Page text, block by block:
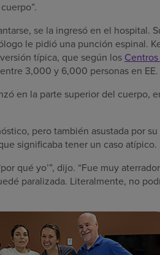
se la ingresó en el hospital.
le pidió una punción espinal.
típica, que según los
3,000 y 6,000 personas en EE.
en la parte superior del cuerpo,
pero también asustada por
significaba tener un caso atípico.
qué yo’”, dijo. “Fue muy
paralizada. Literalmente, no